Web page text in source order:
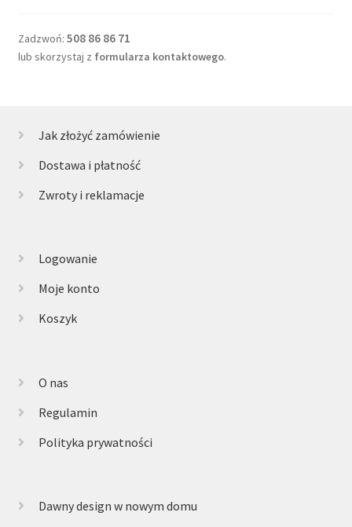
Zadzwoń: 508 86 86 71
lub skorzystaj z formularza kontaktowego.
Jak złożyć zamówienie
Dostawa i płatność
Zwroty i reklamacje
Logowanie
Moje konto
Koszyk
O nas
Regulamin
Polityka prywatności
Dawny design w nowym domu